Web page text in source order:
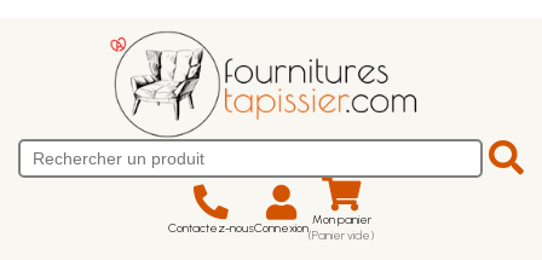
Contactez-nousConnexion Mon panier
(Panier vide)